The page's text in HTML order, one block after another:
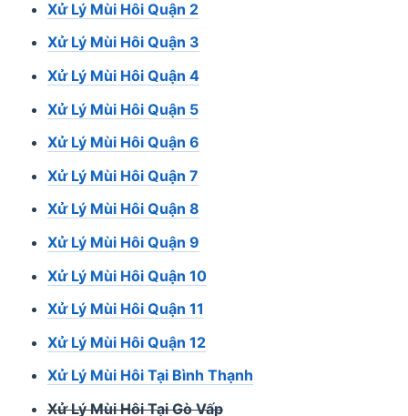
Xử Lý Mùi Hôi Quận 2
Xử Lý Mùi Hôi Quận 3
Xử Lý Mùi Hôi Quận 4
Xử Lý Mùi Hôi Quận 5
Xử Lý Mùi Hôi Quận 6
Xử Lý Mùi Hôi Quận 7
Xử Lý Mùi Hôi Quận 8
Xử Lý Mùi Hôi Quận 9
Xử Lý Mùi Hôi Quận 10
Xử Lý Mùi Hôi Quận 11
Xử Lý Mùi Hôi Quận 12
Xử Lý Mùi Hôi Tại Bình Thạnh
Xử Lý Mùi Hôi Tại Gò Vấp